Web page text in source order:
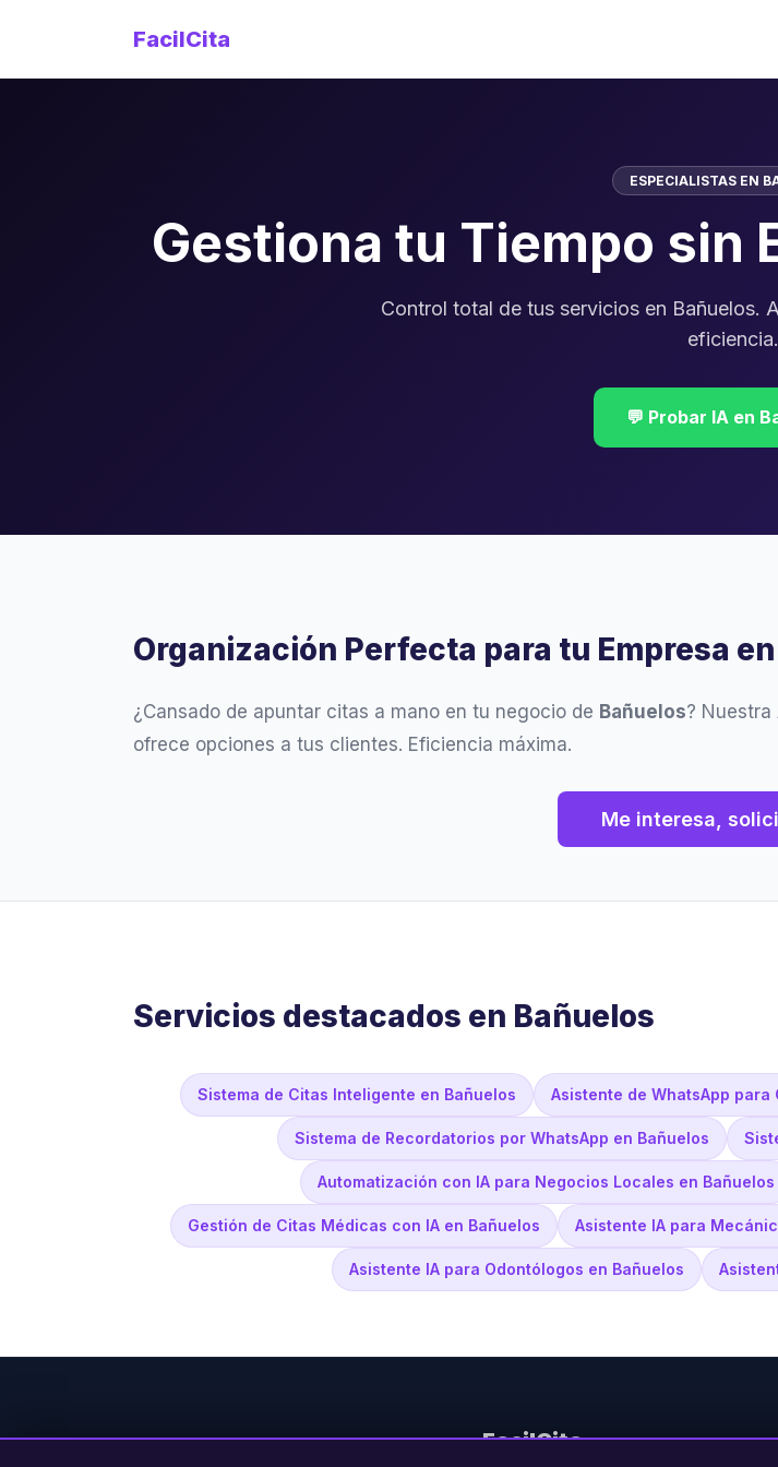
FacilCita
ESPECIALISTAS EN
Gestiona tu Tiempo sin
Control total de tus servicios en Bañuelos.
eficiencia.
💬 Probar IA en
Organización Perfecta para tu Empresa
¿Cansado de apuntar citas a mano en tu negocio de Bañuelos? Nuestra
ofrece opciones a tus clientes. Eficiencia máxima.
Me interesa,
Servicios destacados en Bañuelos
Sistema de Citas Inteligente en Bañuelos Asistente de WhatsApp para
Sistema de Recordatorios por WhatsApp en Bañuelos
Automatización con IA para Negocios Locales en Bañuelos
Gestión de Citas Médicas con IA en Bañuelos Asistente IA para
Asistente IA para Odontólogos en Bañuelos
FacilCita